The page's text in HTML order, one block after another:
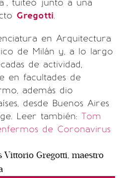
tuiteó junto a una
Gregotti.
en Arquitectura
de Milán y, a lo largo
de actividad,
en facultades de
además dio
desde Buenos Aires
Leer también: Tom
de Coronavirus